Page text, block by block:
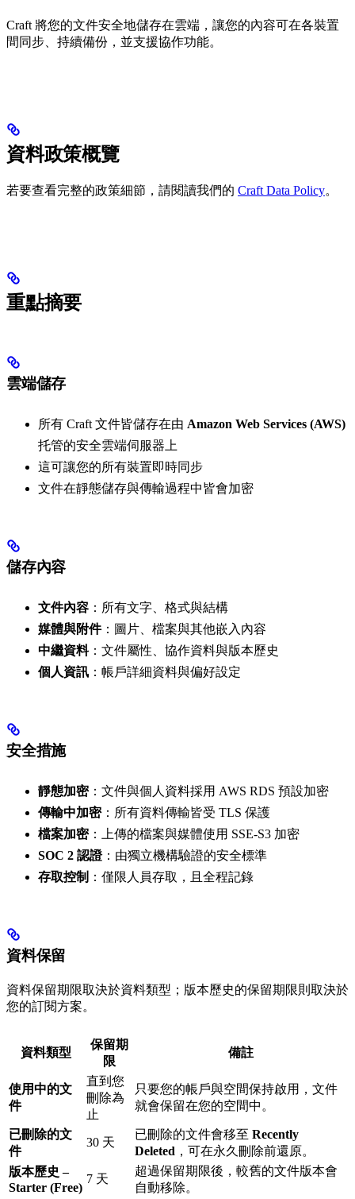
Craft 將您的文件安全地儲存在雲端，讓您的內容可在各裝置
間同步、持續備份，並支援協作功能。
資料政策概覽
若要查看完整的政策細節，請閱讀我們的 Craft Data Policy。
重點摘要
雲端儲存
所有 Craft 文件皆儲存在由 Amazon Web Services (AWS)
托管的安全雲端伺服器上
這可讓您的所有裝置即時同步
文件在靜態儲存與傳輸過程中皆會加密
儲存內容
文件內容 ：所有文字、格式與結構
媒體與附件：圖片、檔案與其他嵌入內容
中繼資料：文件屬性、協作資料與版本歷史
個人資訊 ：帳戶詳細資料與偏好設定
安全措施
靜態加密：文件與個人資料採用 AWS RDS 預設加密
傳輸中加密：所有資料傳輸皆受 TLS 保護
檔案加密：上傳的檔案與媒體使用 SSE-S3 加密
SOC 2 認證：由獨立機構驗證的安全標準
存取控制 ：僅限人員存取，且全程記錄
資料保留
資料保留期限取決於資料類型；版本歷史的保留期限則取決於
您的訂閱方案。
資料類型
保留期
限
備註
使用中的文
件
直到您
刪除為
止
只要您的帳戶與空間保持啟用，文件
就會保留在您的空間中。
已刪除的文
件
30 天
已刪除的文件會移至 Recently
Deleted ，可在永久刪除前還原。
版本歷史 –
Starter (Free)
7 天
超過保留期限後，較舊的文件版本會
自動移除。